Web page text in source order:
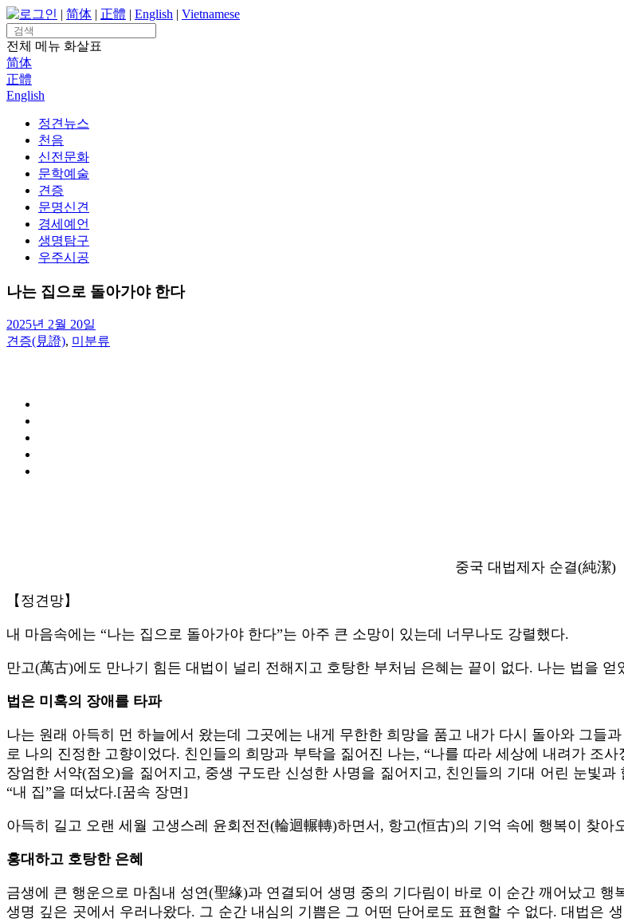
Skip
to
content
로그인 | 简体 | 正體 | English | Vietnamese
Search
for:
전체 메뉴 화살표
简体
正體
English
정견뉴스
천음
신전문화
문학예술
견증
문명신견
경세예언
생명탐구
우주시공
나는 집으로 돌아가야 한다
2025년 2월 20일
견증(見證), 미분류
중국 대법제자 순결(純潔)
【정견망】
내 마음속에는 “나는 집으로 돌아가야 한다”는 아주 큰 소망이 있는데 너무나도 강렬했다.
만고(萬古)에도 만나기 힘든 대법이 널리 전해지고 호탕한 부처님 은혜는 끝이 없다. 나는 법을
법은 미혹의 장애를 타파
나는 원래 아득히 먼 하늘에서 왔는데 그곳에는 내게 무한한 희망을 품고 내가 다시 돌아와 그들
로 나의 진정한 고향이었다. 친인들의 희망과 부탁을 짊어진 나는, “나를 따라 세상에 내려가 조
장엄한 서약(점오)을 짊어지고, 중생 구도란 신성한 사명을 짊어지고, 친인들의 기대 어린 눈빛
“내 집”을 떠났다.[꿈속 장면]
아득히 길고 오랜 세월 고생스레 윤회전전(輪迴輾轉)하면서, 항고(恒古)의 기억 속에 행복이 찾아
홍대하고 호탕한 은혜
금생에 큰 행운으로 마침내 성연(聖緣)과 연결되어 생명 중의 기다림이 바로 이 순간 깨어났고
생명 깊은 곳에서 우러나왔다. 그 순간 내심의 기쁨은 그 어떤 단어로도 표현할 수 없다. 대법은